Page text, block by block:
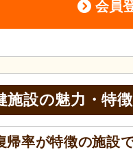
会員
施設の魅力・特徴
帰率が特徴の施設